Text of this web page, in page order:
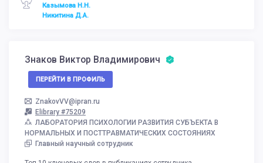
Казымова Н.Н.
Никитина Д.А.
Знаков Виктор Владимирович
ПЕРЕЙТИ В ПРОФИЛЬ
ZnakovVV@ipran.ru
Elibrary #75209
ЛАБОРАТОРИЯ ПСИХОЛОГИИ РАЗВИТИЯ СУБЪЕКТА В
НОРМАЛЬНЫХ И ПОСТТРАВМАТИЧЕСКИХ СОСТОЯНИЯХ
Главный научный сотрудник